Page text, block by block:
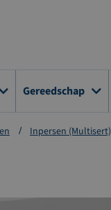
Gereedschap
Inpersen (Multisert)